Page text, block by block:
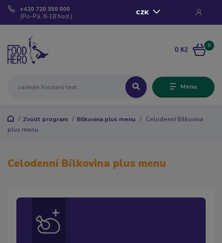
Menu
CZK
+420 720 350 000
(Po-Pá, 8-18 hod.)
0
0 Kč
Zvolit program Bílkovina plus menu
Celodenní Bílkovina
plus menu
Celodenní Bílkovina plus menu